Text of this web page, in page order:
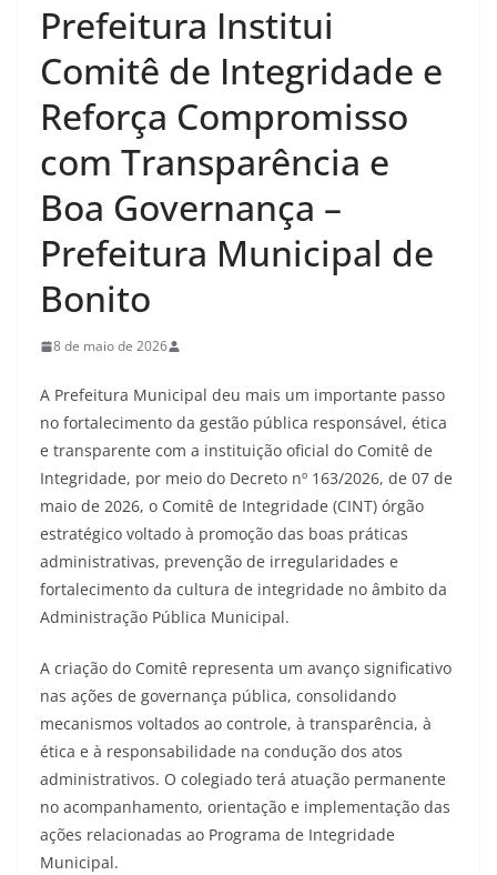
Prefeitura Institui
Comitê de Integridade e
Reforça Compromisso
com Transparência e
Boa Governança –
Prefeitura Municipal de
Bonito
8 de maio de 2026
A Prefeitura Municipal deu mais um importante passo
no fortalecimento da gestão pública responsável, ética
e transparente com a instituição oficial do Comitê de
Integridade, por meio do Decreto nº 163/2026, de 07 de
maio de 2026, o Comitê de Integridade (CINT) órgão
estratégico voltado à promoção das boas práticas
administrativas, prevenção de irregularidades e
fortalecimento da cultura de integridade no âmbito da
Administração Pública Municipal.
A criação do Comitê representa um avanço significativo
nas ações de governança pública, consolidando
mecanismos voltados ao controle, à transparência, à
ética e à responsabilidade na condução dos atos
administrativos. O colegiado terá atuação permanente
no acompanhamento, orientação e implementação das
ações relacionadas ao Programa de Integridade
Municipal.